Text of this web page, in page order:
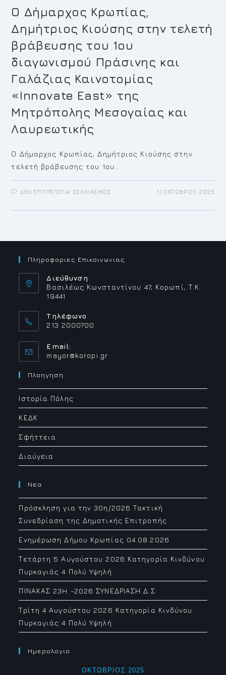
ΤΟΥ
1ΟΥ
ΔΡΟΜΟΥ
ΜΝΗΜΗΣ
ΓΙΑ
ΤΗ
ΤΩΝ
ΓΕΡΜΑΝΙΚΩΝ
ΝΑΖΙΣΤΙΚΩΝ
ΔΥΝΑΜΕΩΝ
ΚΑΤΟΧΗ
Ο Δήμαρχος Κρωπίας,
Δημήτριος Κιούσης στην τελετή
βράβευσης του 1ου
διαγωνισμού Πράσινης και
Γαλάζιας Καινοτομίας
«Innovate East» της
Μητρόπολης Μεσογαίας και
Λαυρεωτικής
Ο Δήμαρχος Κρωπίας, Δημήτριος Κιούσης στην
τελετή βράβευσης του 1ου…
ΔΕΝ ΕΠΙΤΡΈΠΕΤΑΙ ΣΧΟΛΙΑΣΜΌΣΣΤΟ
ΚΡΩΠΊΑΣ,
ΒΡΆΒΕΥΣΗΣ
1ΟΥ
ΔΙΑΓΩΝΙΣΜΟΎ
ΓΑΛΆΖΙΑΣ
ΚΑΙΝΟΤΟΜΊΑΣ
11 ΟΚΤΩΒΡΊΟΥ 2025
Πληροφοριες Επικοινωνιας
Διεύθυνση
Βασιλέως Κωνσταντίνου 47, Κορωπί, Τ.Κ.
19441
Τηλέφωνο
213 2000700
Email:
mayor@koropi.grOpens
Πλοηγηση
Ιστορία Πόλης
ΚΕΔΚ
Σφήττεια
Διαύγεια
Νεα
Πρόσκληση για την 30η/2026 Τακτική
Συνεδρίαση της Δημοτικής Επιτροπής
Ενημέρωση Δήμου Κρωπίας 04.08.2026
Τετάρτη 5 Αυγούστου 2026 Κατηγορία Κινδύνου
Πυρκαγιάς 4 Πολύ Υψηλή
ΠΙΝΑΚΑΣ 23H -2026 ΣΥΝΕΔΡΙΑΣΗ Δ.Σ
Τρίτη 4 Αυγούστου 2026 Κατηγορία Κινδύνου
Πυρκαγιάς 4 Πολύ Υψηλή
Ημερολογιο
ΟΚΤΏΒΡΙΟΣ 2025